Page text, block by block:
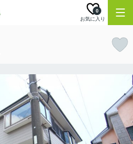
お気に入り
0